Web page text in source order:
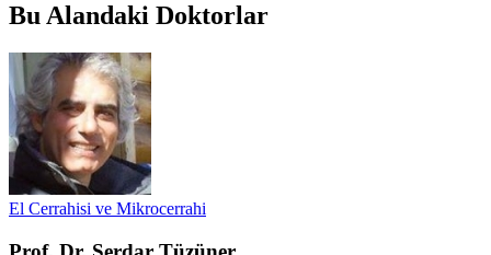
Bu Alandaki Doktorlar
El Cerrahisi ve Mikrocerrahi